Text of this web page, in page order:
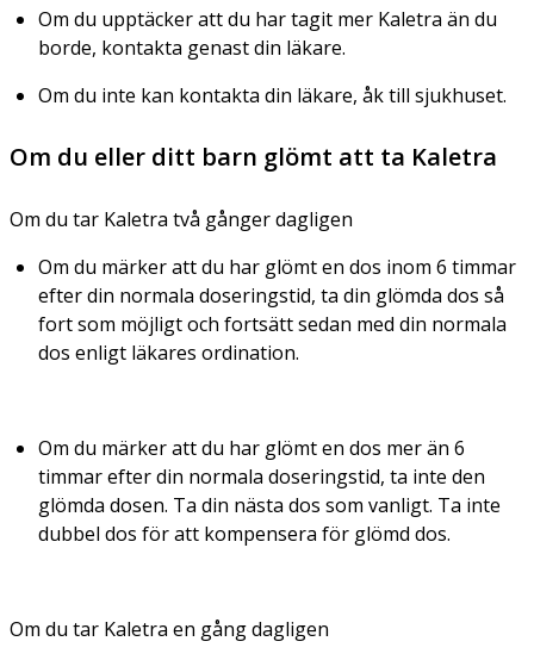
Om du upptäcker att du har tagit mer Kaletra än du
borde, kontakta genast din läkare.
Om du inte kan kontakta din läkare, åk till sjukhuset.
Om du eller ditt barn glömt att ta Kaletra
Om du tar Kaletra två gånger dagligen
Om du märker att du har glömt en dos inom 6 timmar
efter din normala doseringstid, ta din glömda dos så
fort som möjligt och fortsätt sedan med din normala
dos enligt läkares ordination.
Om du märker att du har glömt en dos mer än 6
timmar efter din normala doseringstid, ta inte den
glömda dosen. Ta din nästa dos som vanligt. Ta inte
dubbel dos för att kompensera för glömd dos.
Om du tar Kaletra en gång dagligen